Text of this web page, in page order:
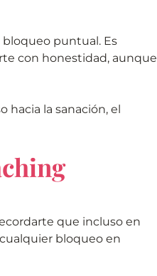
bloqueo puntual. Es
con honestidad, aunque
hacia la sanación, el
que incluso en
bloqueo en